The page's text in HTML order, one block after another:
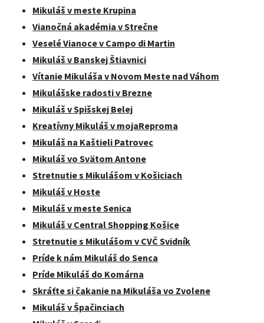
Mikuláš v meste Krupina
Vianočná akadémia v Strečne
Veselé Vianoce v Campo di Martin
Mikuláš v Banskej Štiavnici
Vítanie Mikuláša v Novom Meste nad Váhom
Mikulášske radosti v Brezne
Mikuláš v Spišskej Belej
Kreatívny Mikuláš v mojaReproma
Mikuláš na Kaštieli Patrovec
Mikuláš vo Svätom Antone
Stretnutie s Mikulášom v Košiciach
Mikuláš v Hoste
Mikuláš v meste Senica
Mikuláš v Central Shopping Košice
Stretnutie s Mikulášom v CVČ Svidník
Príde k nám Mikuláš do Senca
Príde Mikuláš do Komárna
Skráťte si čakanie na Mikuláša vo Zvolene
Mikuláš v Špačinciach